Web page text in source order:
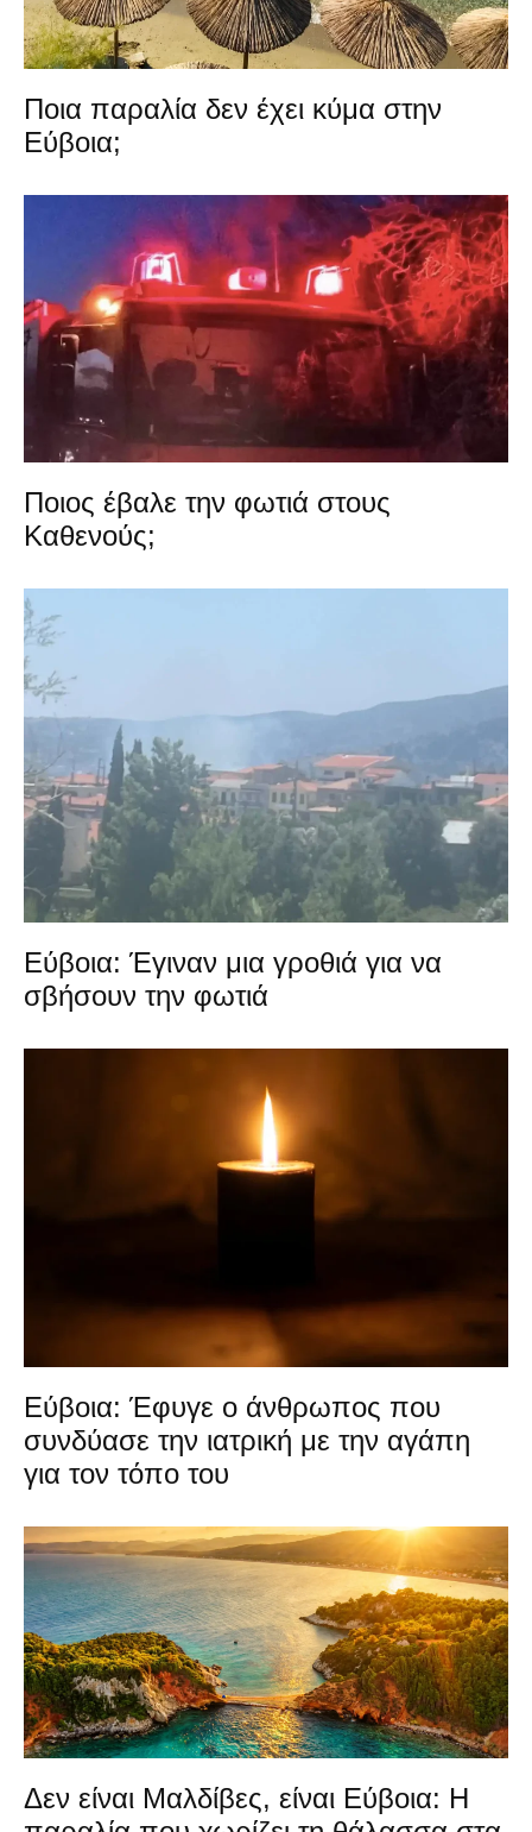
Ποια παραλία δεν έχει κύμα στην
Εύβοια;
Ποιος έβαλε την φωτιά στους
Καθενούς;
Εύβοια: Έγιναν μια γροθιά για να
σβήσουν την φωτιά
Εύβοια: Έφυγε ο άνθρωπος που
συνδύασε την ιατρική με την αγάπη
για τον τόπο του
Δεν είναι Μαλδίβες, είναι Εύβοια: Η